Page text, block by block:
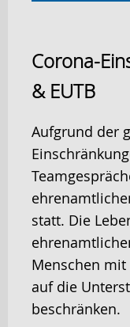
Corona-
& EUTB
Aufgrund der
statt. Die
Menschen
auf die
beschränken.